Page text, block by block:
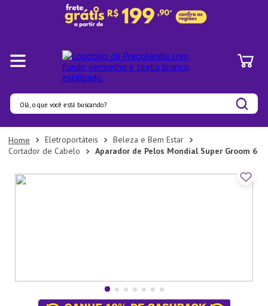
Olá, o que você está buscando?
Eletroportáteis
Beleza e Bem Estar
Cortador de Cabelo
Aparador de Pelos Mondial Super Groom 6
Termos mais buscados
1º
Pratos
2º
Panelas
7º
Copo
Aparelho Jantar